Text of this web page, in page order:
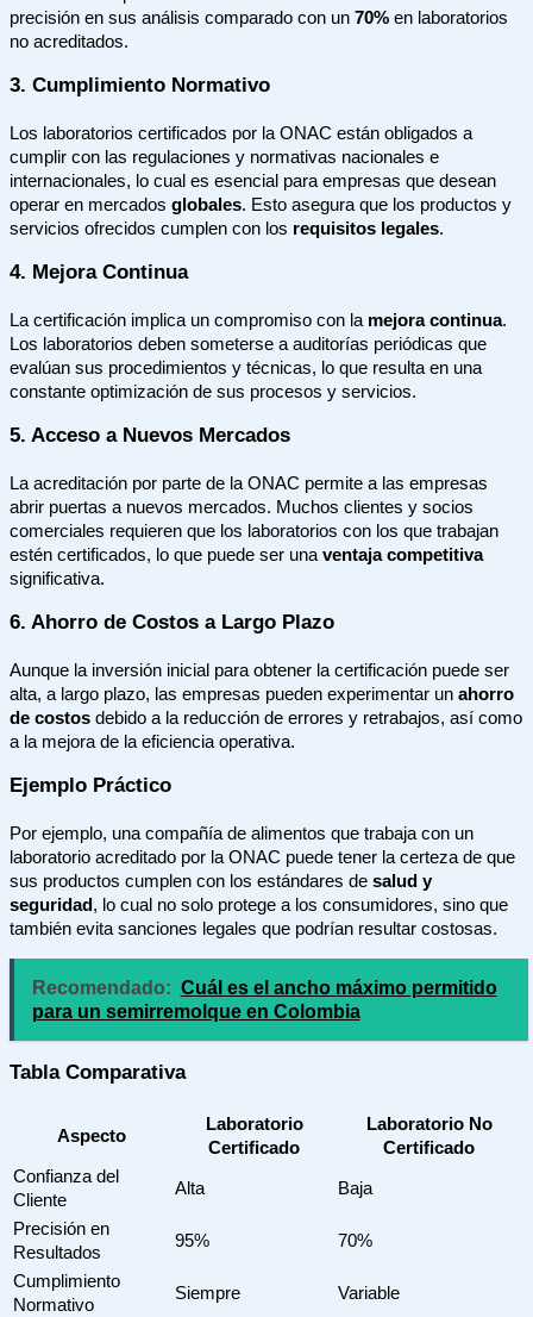
precisión en sus análisis comparado con un 70% en laboratorios
no acreditados.
3. Cumplimiento Normativo
Los laboratorios certificados por la ONAC están obligados a
cumplir con las regulaciones y normativas nacionales e
internacionales, lo cual es esencial para empresas que desean
operar en mercados globales. Esto asegura que los productos y
servicios ofrecidos cumplen con los requisitos legales.
4. Mejora Continua
La certificación implica un compromiso con la mejora continua.
Los laboratorios deben someterse a auditorías periódicas que
evalúan sus procedimientos y técnicas, lo que resulta en una
constante optimización de sus procesos y servicios.
5. Acceso a Nuevos Mercados
La acreditación por parte de la ONAC permite a las empresas
abrir puertas a nuevos mercados. Muchos clientes y socios
comerciales requieren que los laboratorios con los que trabajan
estén certificados, lo que puede ser unaventaja competitiva
significativa.
6. Ahorro de Costos a Largo Plazo
Aunque la inversión inicial para obtener la certificación puede ser
alta, a largo plazo, las empresas pueden experimentar un ahorro
de costos debido a la reducción de errores y retrabajos, así como
a la mejora de la eficiencia operativa.
Ejemplo Práctico
Por ejemplo, una compañía de alimentos que trabaja con un
laboratorio acreditado por la ONAC puede tener la certeza de que
sus productos cumplen con los estándares de salud y
seguridad, lo cual no solo protege a los consumidores, sino que
también evita sanciones legales que podrían resultar costosas.
Recomendado: Cuál es el ancho máximo permitido
para un semirremolque en Colombia
Tabla Comparativa
Aspecto
Laboratorio
Certificado
Laboratorio No
Certificado
Confianza del
Cliente
Alta Baja
Precisión en
Resultados
95% 70%
Cumplimiento
Normativo
Siempre Variable